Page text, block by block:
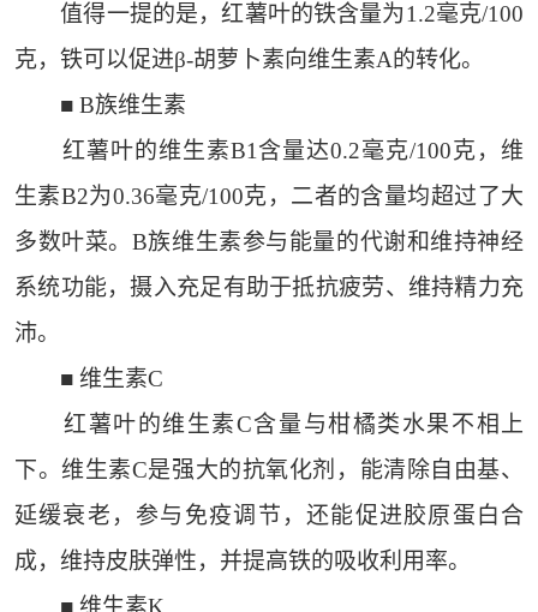
值得一提的是，红薯叶的铁含量为1.2毫克/100
克，铁可以促进β-胡萝卜素向维生素A的转化。
■ B族维生素
红薯叶的维生素B1含量达0.2毫克/100克，维
生素B2为0.36毫克/100克，二者的含量均超过了大
多数叶菜。B族维生素参与能量的代谢和维持神经
系统功能，摄入充足有助于抵抗疲劳、维持精力充
沛。
■ 维生素C
红薯叶的维生素C含量与柑橘类水果不相上
下。维生素C是强大的抗氧化剂，能清除自由基、
延缓衰老，参与免疫调节，还能促进胶原蛋白合
成，维持皮肤弹性，并提高铁的吸收利用率。
■ 维生素K